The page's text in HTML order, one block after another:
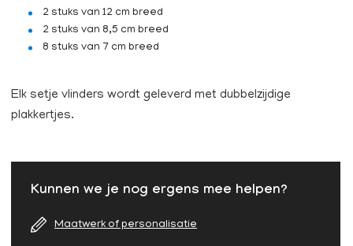
​2 stuks van 12 cm breed
2 stuks van 8,5 cm breed
8 stuks van 7 cm breed
Elk setje vlinders wordt geleverd met dubbelzijdige
plakkertjes.
Kunnen we je nog ergens mee helpen?
Maatwerk of personalisatie